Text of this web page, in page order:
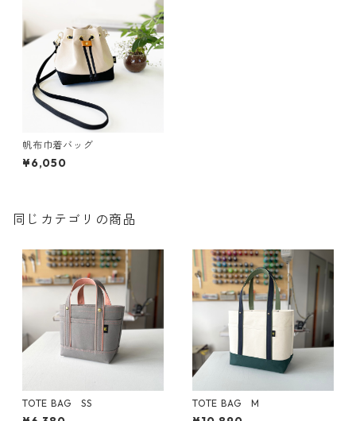
帆布巾着バッグ
¥6,050
同じカテゴリの商品
TOTE BAG SS TOTE BAG M